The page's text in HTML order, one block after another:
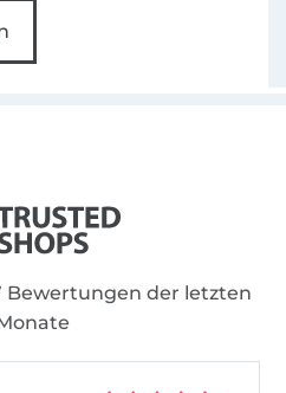
Bewertungen der letzten